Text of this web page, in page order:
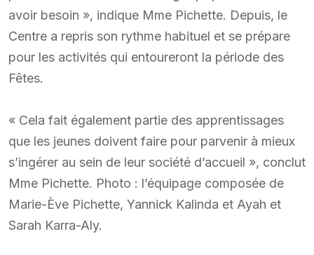
avoir besoin », indique Mme Pichette. Depuis, le
Centre a repris son rythme habituel et se prépare
pour les activités qui entoureront la période des
Fêtes.
« Cela fait également partie des apprentissages
que les jeunes doivent faire pour parvenir à mieux
s’ingérer au sein de leur société d’accueil », conclut
Mme Pichette. Photo : l’équipage composée de
Marie-Ève Pichette, Yannick Kalinda et Ayah et
Sarah Karra-Aly.